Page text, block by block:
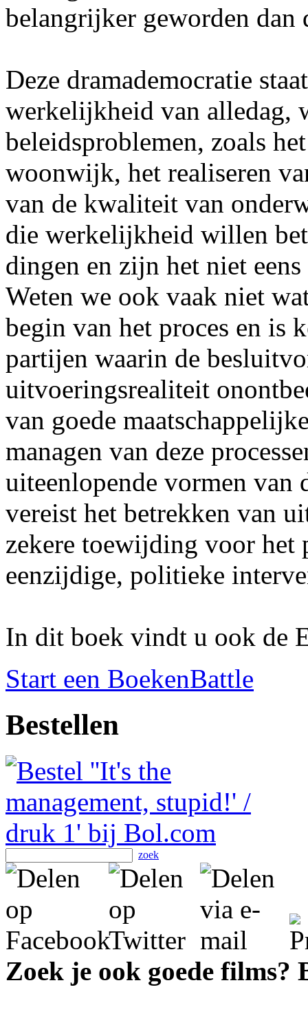
belangrijker geworden
Deze dramademocratie
werkelijkheid van alledag,
beleidsproblemen, zoals
woonwijk, het realiseren
van de kwaliteit van
die werkelijkheid willen
dingen en zijn het niet
Weten we ook vaak niet
begin van het proces en is
partijen waarin de
uitvoeringsrealiteit
van goede
managen van deze
uiteenlopende vormen van
vereist het betrekken van
zekere toewijding voor het
eenzijdige, politieke
In dit boek vindt u ook de
Start een BoekenBattle
Bestellen
zoek
Zoek je ook goede films?